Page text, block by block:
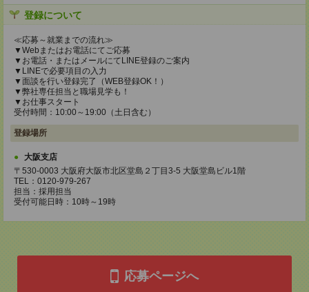
登録について
≪応募～就業までの流れ≫
▼Webまたはお電話にてご応募
▼お電話・またはメールにてLINE登録のご案内
▼LINEで必要項目の入力
▼面談を行い登録完了（WEB登録OK！）
▼弊社専任担当と職場見学も！
▼お仕事スタート
受付時間：10:00～19:00（土日含む）
登録場所
大阪支店
〒530-0003 大阪府大阪市北区堂島２丁目3-5 大阪堂島ビル1階
TEL：0120-979-267
担当：採用担当
受付可能日時：10時～19時
応募ページへ